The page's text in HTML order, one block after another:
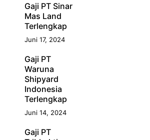
Gaji PT Sinar
Mas Land
Terlengkap
Juni 17, 2024
Gaji PT
Waruna
Shipyard
Indonesia
Terlengkap
Juni 14, 2024
Gaji PT